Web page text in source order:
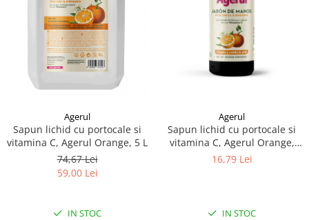
Odorizante Camera
Odorizante Speciale
PACHETE PROMO
Produse de curatare industriala
Solutii de indepartarea cimentului
Articole de bucatarie si catering
Folii si ambalaje
Pahare de unica folosinta
Tacamuri de unica folosinta
Vesela de unica folosinta
Dispensere folie
Dispensere hartie
Dispensere sapun
Prosoape pliate
Agerul
Sapun lichid cu portocale si
vitamina C, Agerul Orange, 5 L
74,67 Lei
59,00 Lei
IN STOC
Agerul
Sapun lichid cu portocale si
vitamina C, Agerul Orange,
300 ml
16,79 Lei
IN STOC